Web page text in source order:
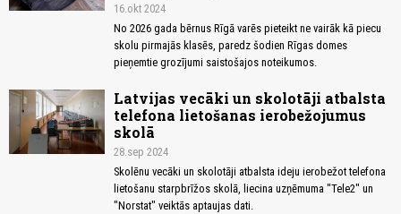
16.okt 2024
No 2026 gada bērnus Rīgā varēs pieteikt ne vairāk kā piecu
skolu pirmajās klasēs, paredz šodien Rīgas domes
pieņemtie grozījumi saistošajos noteikumos.
Latvijas vecāki un skolotāji atbalsta
telefona lietošanas ierobežojumus
skolā
28.sep 2024
Skolēnu vecāki un skolotāji atbalsta ideju ierobežot telefona
lietošanu starpbrīžos skolā, liecina uzņēmuma "Tele2" un
"Norstat" veiktās aptaujas dati.